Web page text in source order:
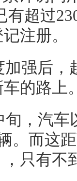
有超过
注册。
强后，
的路上
旬，汽
。而这
只有不